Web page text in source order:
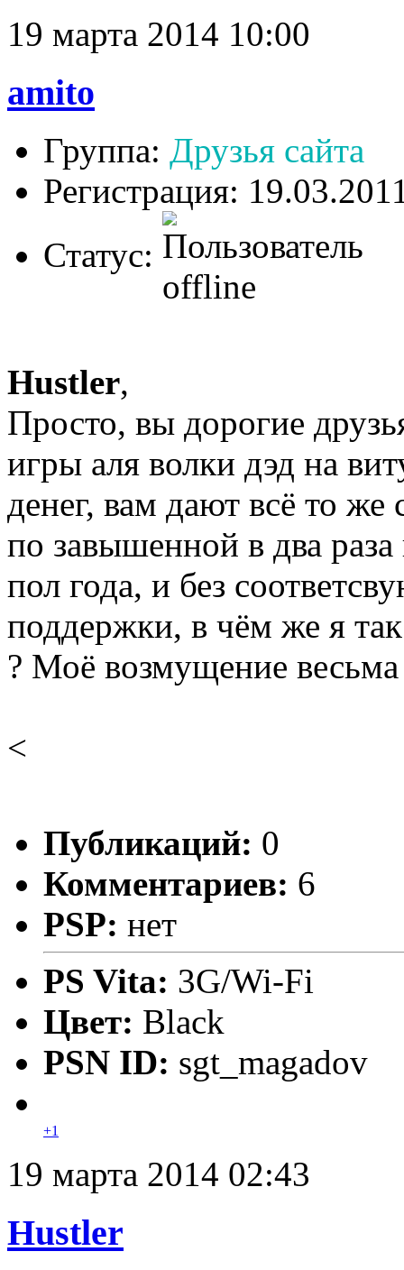
19 марта 2014 10:00
amito
Группа: Друзья сайта
Регистрация:
Статус:
Hustler,
Просто, вы дорогие
игры аля волки дэд на
денег, вам дают всё то же
по завышенной в два
пол года, и без
поддержки, в чём же я
? Моё возмущение
<
Публикаций: 0
Комментариев: 6
PSP: нет
PS Vita: 3G/Wi-Fi
Цвет: Black
PSN ID: sgt_magadov
+1
19 марта 2014 02:43
Hustler